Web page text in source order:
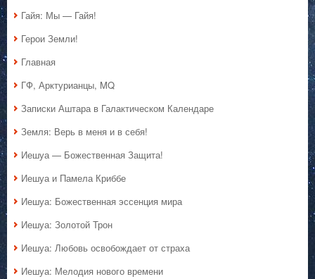
Гайя: Мы — Гайя!
Герои Земли!
Главная
ГФ, Арктурианцы, MQ
Записки Аштара в Галактическом Календаре
Земля: Верь в меня и в себя!
Иешуа — Божественная Защита!
Иешуа и Памела Криббе
Иешуа: Божественная эссенция мира
Иешуа: Золотой Трон
Иешуа: Любовь освобождает от страха
Иешуа: Мелодия нового времени